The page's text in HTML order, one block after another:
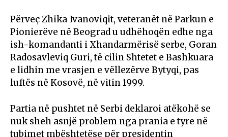
Përveç Zhika Ivanoviqit, veteranët në Parkun e
Pionierëve në Beograd u udhëhoqën edhe nga
ish-komandanti i Xhandarmërisë serbe, Goran
Radosavleviq Guri, të cilin Shtetet e Bashkuara
e lidhin me vrasjen e vëllezërve Bytyqi, pas
luftës në Kosovë, në vitin 1999.
Partia në pushtet në Serbi deklaroi atëkohë se
nuk sheh asnjë problem nga prania e tyre në
tubimet mbështetëse për presidentin